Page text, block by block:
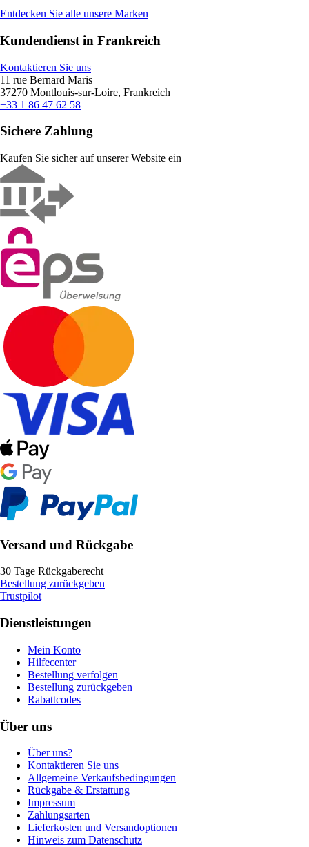
Entdecken Sie alle unsere Marken
Kundendienst in Frankreich
Kontaktieren Sie uns
11 rue Bernard Maris
37270 Montlouis-sur-Loire, Frankreich
+33 1 86 47 62 58
Sichere Zahlung
Kaufen Sie sicher auf unserer Website ein
Versand und Rückgabe
30 Tage Rückgaberecht
Bestellung zurückgeben
Trustpilot
Dienstleistungen
Mein Konto
Hilfecenter
Bestellung verfolgen
Bestellung zurückgeben
Rabattcodes
Über uns
Über uns?
Kontaktieren Sie uns
Allgemeine Verkaufsbedingungen
Rückgabe & Erstattung
Impressum
Zahlungsarten
Lieferkosten und Versandoptionen
Hinweis zum Datenschutz